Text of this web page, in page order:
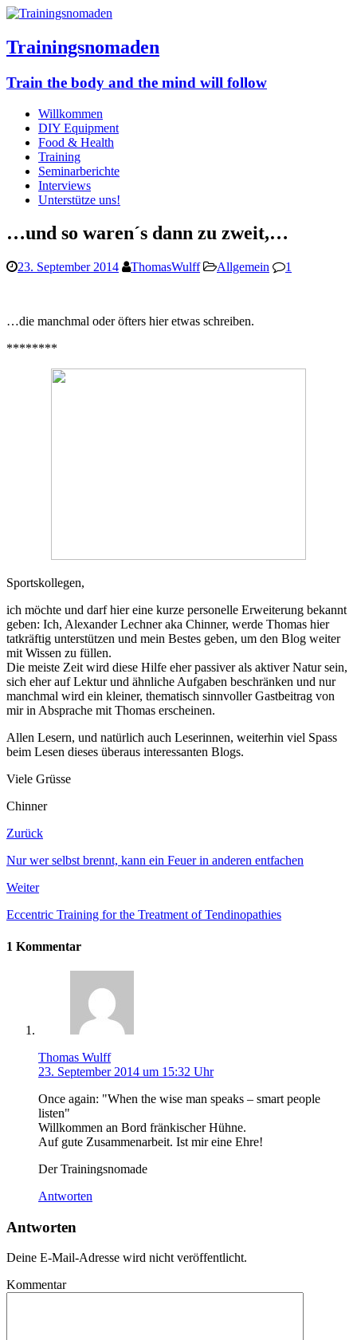
Trainingsnomaden
Train the body and the mind will follow
Willkommen
DIY Equipment
Food & Health
Training
Seminarberichte
Interviews
Unterstütze uns!
…und so waren´s dann zu zweit,…
23. September 2014 ThomasWulff Allgemein 1
…die manchmal oder öfters hier etwas schreiben.
********
Sportskollegen,
ich möchte und darf hier eine kurze personelle Erweiterung bekannt
geben: Ich, Alexander Lechner aka Chinner, werde Thomas hier
tatkräftig unterstützen und mein Bestes geben, um den Blog weiter
mit Wissen zu füllen.
Die meiste Zeit wird diese Hilfe eher passiver als aktiver Natur sein,
sich eher auf Lektur und ähnliche Aufgaben beschränken und nur
manchmal wird ein kleiner, thematisch sinnvoller Gastbeitrag von
mir in Absprache mit Thomas erscheinen.
Allen Lesern, und natürlich auch Leserinnen, weiterhin viel Spass
beim Lesen dieses überaus interessanten Blogs.
Viele Grüsse
Chinner
Zurück
Nur wer selbst brennt, kann ein Feuer in anderen entfachen
Weiter
Eccentric Training for the Treatment of Tendinopathies
1 Kommentar
Thomas Wulff
23. September 2014 um 15:32 Uhr
Once again: "When the wise man speaks – smart people
listen"
Willkommen an Bord fränkischer Hühne.
Auf gute Zusammenarbeit. Ist mir eine Ehre!
Der Trainingsnomade
Antworten
Antworten
Deine E-Mail-Adresse wird nicht veröffentlicht.
Kommentar